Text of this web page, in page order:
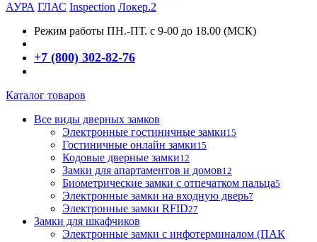
АУРА ГЛАС Inspection Локер.2
Режим работы ПН.-ПТ. с 9-00 до 18.00 (МСК)
+7 (800) 302-82-76
Каталог товаров
Все виды дверных замков
Электронные гостиничные замки15
Гостиничные онлайн замки15
Кодовые дверные замки12
Замки для апартаментов и домов12
Биометрические замки с отпечатком пальца5
Электронные замки на входную дверь7
Электронные замки RFID27
Замки для шкафчиков
Электронные замки с инфотерминалом (ПАК